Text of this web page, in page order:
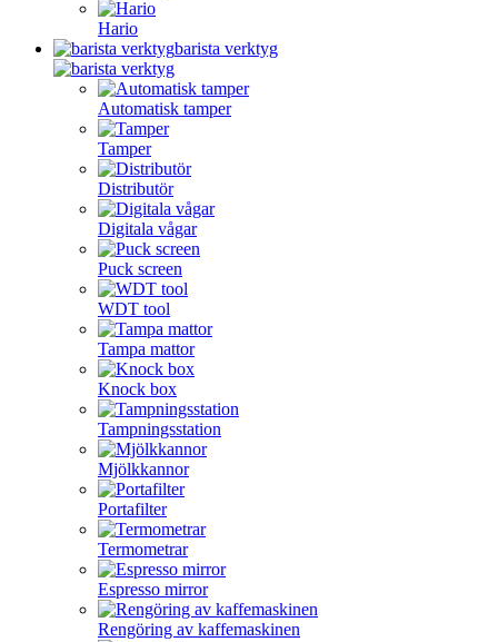
Hario
barista verktyg
Automatisk tamper
Tamper
Distributör
Digitala vågar
Puck screen
WDT tool
Tampa mattor
Knock box
Tampningsstation
Mjölkkannor
Portafilter
Termometrar
Espresso mirror
Rengöring av kaffemaskinen